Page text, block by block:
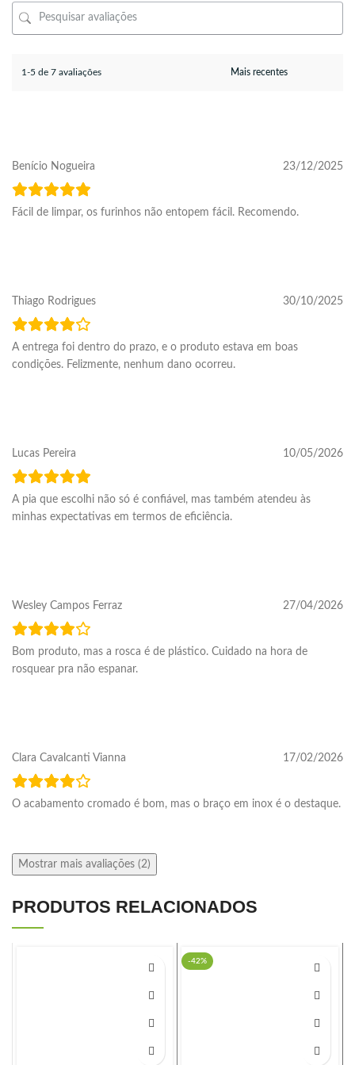
1-5 de 7 avaliações
Benício Nogueira 23/12/2025
Fácil de limpar, os furinhos não entopem fácil. Recomendo.
Thiago Rodrigues 30/10/2025
A entrega foi dentro do prazo, e o produto estava em boas
condições. Felizmente, nenhum dano ocorreu.
Lucas Pereira 10/05/2026
A pia que escolhi não só é confiável, mas também atendeu às
minhas expectativas em termos de eficiência.
Wesley Campos Ferraz 27/04/2026
Bom produto, mas a rosca é de plástico. Cuidado na hora de
rosquear pra não espanar.
Clara Cavalcanti Vianna 17/02/2026
O acabamento cromado é bom, mas o braço em inox é o destaque.
Mostrar mais avaliações (2)
PRODUTOS RELACIONADOS
-42%